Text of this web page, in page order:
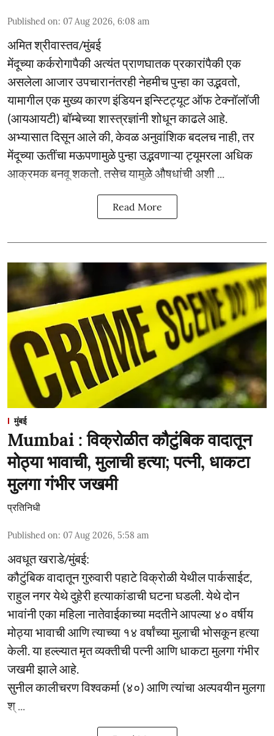
Published on: 07 Aug 2026, 6:08 am
अमित श्रीवास्तव/मुंबई
मेंदूच्या कर्करोगापैकी अत्यंत प्राणघातक प्रकारांपैकी एक
असलेला आजार उपचारानंतरही नेहमीच पुन्हा का उद्भवतो,
यामागील एक मुख्य कारण इंडियन इन्स्टिट्यूट ऑफ टेक्नॉलॉजी
(आयआयटी) बॉम्बेच्या शास्त्रज्ञांनी शोधून काढले आहे.
अभ्यासात दिसून आले की, केवळ अनुवांशिक बदलच नाही, तर
मेंदूच्या ऊतींचा मऊपणामुळे पुन्हा उद्भवणाऱ्या ट्यूमरला अधिक
आक्रमक बनवू शकतो. तसेच यामुळे औषधांची अशी ...
Read More
मुंबई
Mumbai : विक्रोळीत कौटुंबिक वादातून
मोठ्या भावाची, मुलाची हत्या; पत्नी, धाकटा
मुलगा गंभीर जखमी
प्रतिनिधी
Published on: 07 Aug 2026, 5:58 am
अवधूत खराडे/मुंबई:
कौटुंबिक वादातून गुरुवारी पहाटे विक्रोळी येथील पार्कसाईट,
राहुल नगर येथे दुहेरी हत्याकांडाची घटना घडली. येथे दोन
भावांनी एका महिला नातेवाईकाच्या मदतीने आपल्या ४० वर्षीय
मोठ्या भावाची आणि त्याच्या १४ वर्षांच्या मुलाची भोसकून हत्या
केली. या हल्ल्यात मृत व्यक्तीची पत्नी आणि धाकटा मुलगा गंभीर
जखमी झाले आहे.
सुनील कालीचरण विश्वकर्मा (४०) आणि त्यांचा अल्पवयीन मुलगा
श् ...